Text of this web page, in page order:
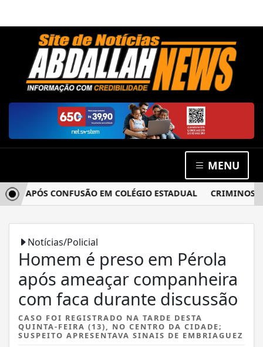
MENU
APÓS CONFUSÃO EM COLÉGIO ESTADUAL CRIMINOSOS
Notícias/Policial
Homem é preso em Pérola
após ameaçar companheira
com faca durante discussão
CASO FOI REGISTRADO NA TARDE DESTA
QUINTA-FEIRA (13), NO CENTRO DA CIDADE;
SUSPEITO APRESENTAVA SINAIS DE EMBRIAGUEZ